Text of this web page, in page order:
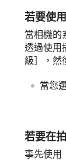
若要使
當相機的
透過使用
級］
，然
當您
若要在
事先使用